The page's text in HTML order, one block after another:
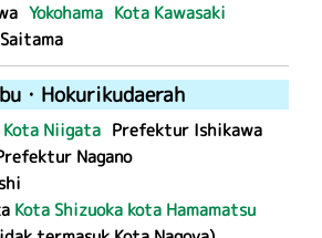
Yokohama Kota Kawasaki
Saitama
・ Hokurikudaerah
Kota Niigata Prefektur Ishikawa
Nagano
Kota Shizuoka kota Hamamatsu